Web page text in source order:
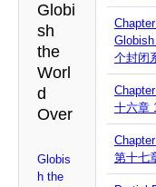
Globi
sh
the
Worl
d
Over
Globis
h the
个封闭
十六章
第十七